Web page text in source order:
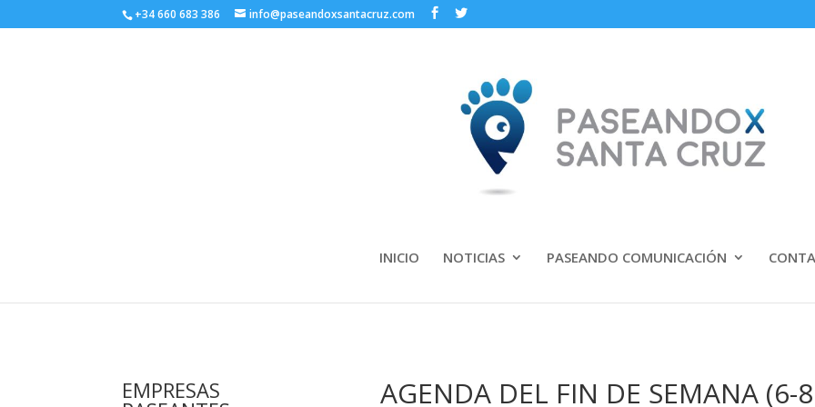
+34 660 683 386 info@paseandoxsantacruz.com
INICIO NOTICIAS PASEANDO COMUNICACIÓN
EMPRESAS AGENDA DEL FIN DE SEMANA (6-8